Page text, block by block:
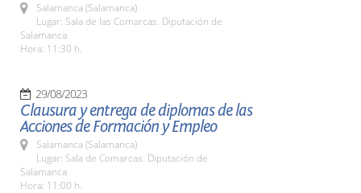
Salamanca (Salamanca)
Lugar: Sala de las Comarcas. Diputación de
Salamanca
Hora: 11:30 h.
29/08/2023
Clausura y entrega de diplomas de las
Acciones de Formación y Empleo
Salamanca (Salamanca)
Lugar: Sala de Comarcas. Diputación de
Salamanca
Hora: 11:00 h.